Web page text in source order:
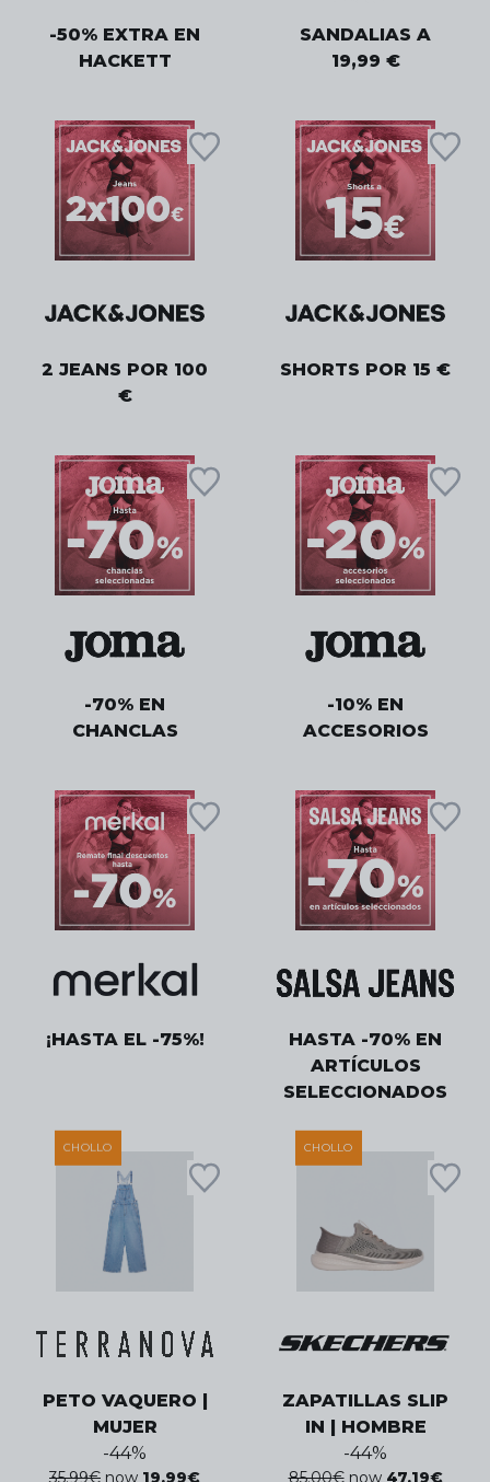
-50% EXTRA EN
HACKETT
SANDALIAS A
19,99 €
2 JEANS POR 100
€
SHORTS POR 15 €
-70% EN
CHANCLAS
-10% EN
ACCESORIOS
¡HASTA EL -75%!
HASTA -70% EN
ARTÍCULOS
SELECCIONADOS
CHOLLO
PETO VAQUERO |
MUJER
-44%
35.99€ now 19.99€
CHOLLO
ZAPATILLAS SLIP
IN | HOMBRE
-44%
85.00€ now 47.19€